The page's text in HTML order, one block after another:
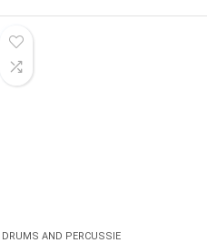
DRUMS AND PERCUSSIE